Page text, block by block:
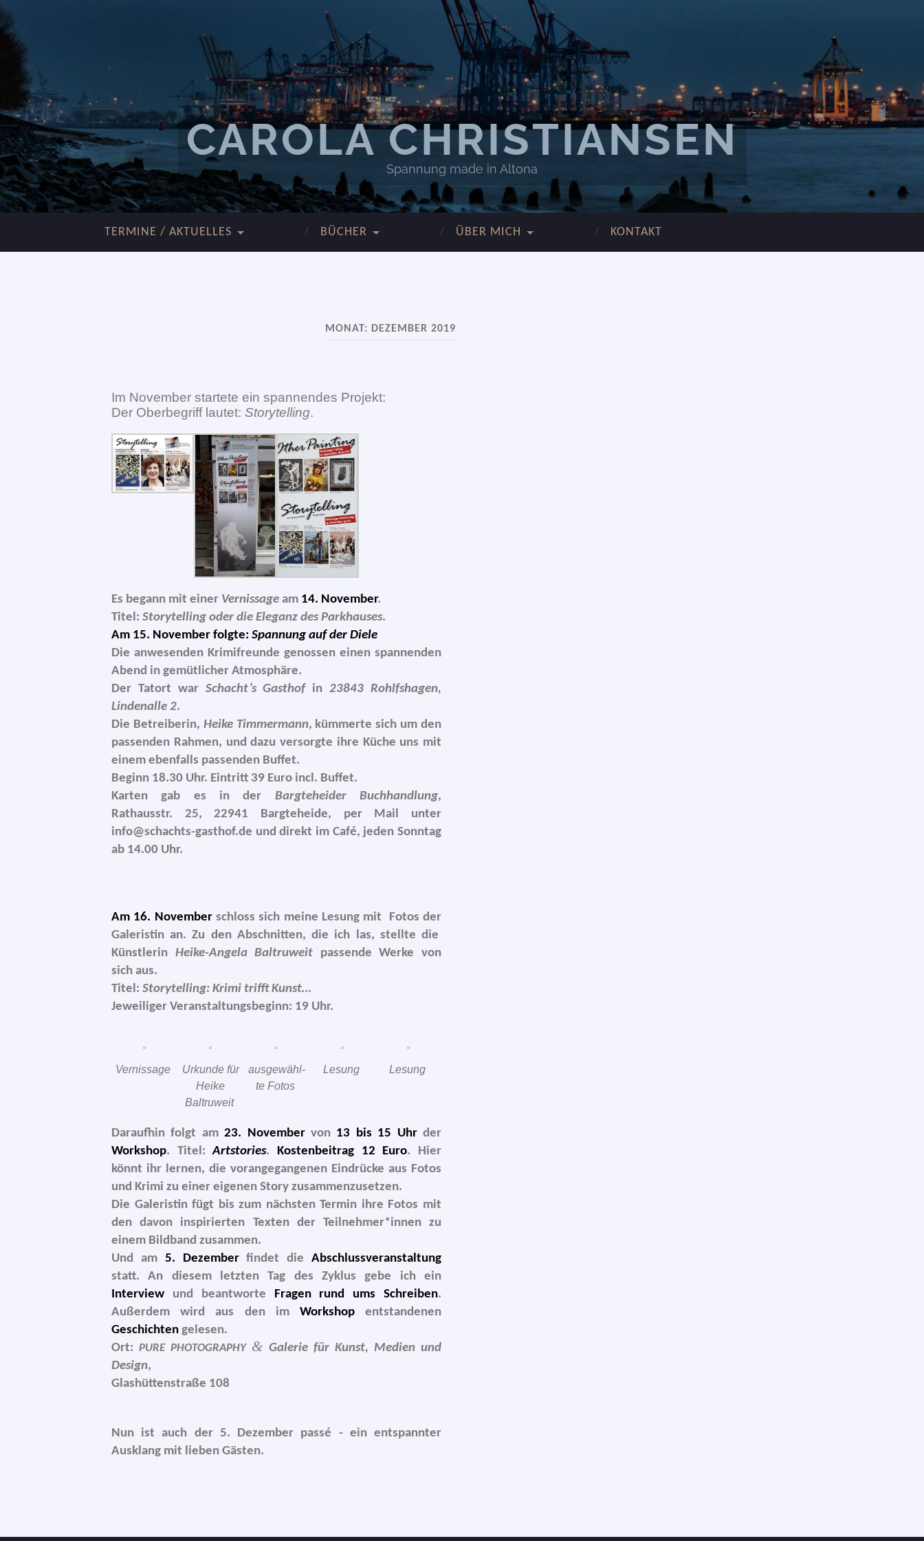
CAROLA CHRISTIANSEN
Spannung made in Altona
TERMINE / AKTUELLES BÜCHER ÜBER MICH KONTAKT
MONAT: DEZEMBER 2019
Im November star­te­te ein span­nen­des Projekt:
Der Oberbegriff lau­tet: Storytelling.
Es begann mit einer Vernissage am 14. November.
Titel: Storytelling oder die Eleganz des Parkhauses.
Am 15. November folg­te: Spannung auf der Diele
Die anwe­sen­den Krimifreunde genos­sen einen span­nen­den
Abend in gemüt­li­cher Atmosphäre.
Der Tatort war Schacht’s Gasthofin23843 Rohlfshagen,
Lindenalle 2.
Die Betreiberin, Heike Timmermann, küm­mer­te sich um den
pas­sen­den Rahmen, und dazu ver­sorg­te ihre Küche uns mit
einem eben­falls pas­sen­den Buffet.
Beginn 18.30 Uhr. Eintritt 39 Euro incl. Buffet.
Karten gab es in der Bargteheider Buchhandlung,
Rathausstr. 25, 22941 Bargteheide, per Mail unter
info@schachts-gasthof.de und direkt im Café, jeden Sonntag
ab 14.00 Uhr.
Am 16. Novemberschloss sich mei­ne Lesung mit Fotos der
Galeristin an. Zu den Abschnitten, die ich las, stell­te die
Künstlerin Heike-Angela Baltruweit pas­sen­de Werke von
sich aus.
Titel: Storytelling: Krimi trifft Kunst…
Jeweiliger Veranstaltungsbeginn: 19 Uhr.
Vernissage
Urkunde für
Heike
Baltruweit
aus­ge­wähl­
te Fotos
Lesung Lesung
Daraufhin folgt am23. Novembervon 13 bis 15 Uhrder
Workshop. Titel:Artstories.Kostenbeitrag 12 Euro. Hier
könnt ihr ler­nen, die vor­an­ge­gan­ge­nen Eindrücke aus Fotos
und Krimi zu einer eige­nen Story zusam­men­zu­set­zen.
Die Galeristin fügt bis zum nächs­ten Termin ihre Fotos mit
den davon inspi­rier­ten Texten der Teilnehmer*innen zu
einem Bildband zusam­men.
Und am 5. Dezemberfin­det dieAbschlussveranstaltung
statt. An die­sem letz­ten Tag des Zyklus gebe ich ein
Interview und beant­wor­te Fragen rund ums Schreiben.
Außerdem wird aus den im Workshopent­stan­de­nen
Geschichten gele­sen.
Ort:PURE PHOTOGRAPHY & Galerie für Kunst, Medien und
Design,
Glashüttenstraße 108
Nun ist auch der 5. Dezember pas­sé -ein ent­spann­ter
Ausklang mit lie­ben Gästen.